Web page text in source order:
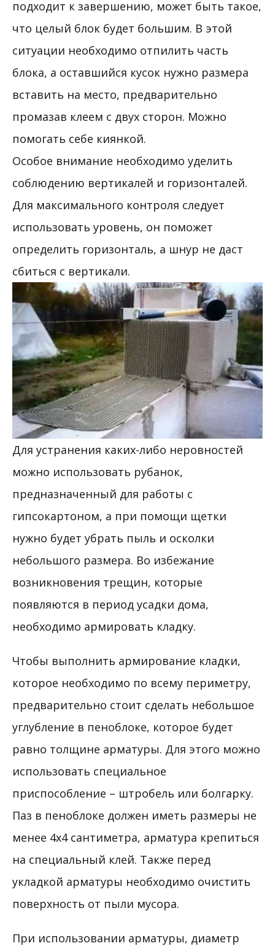
подходит к завершению, может быть такое,
что целый блок будет большим. В этой
ситуации необходимо отпилить часть
блока, а оставшийся кусок нужно размера
вставить на место, предварительно
промазав клеем с двух сторон. Можно
помогать себе киянкой.
Особое внимание необходимо уделить
соблюдению вертикалей и горизонталей.
Для максимального контроля следует
использовать уровень, он поможет
определить горизонталь, а шнур не даст
сбиться с вертикали.
Для устранения каких-либо неровностей
можно использовать рубанок,
предназначенный для работы с
гипсокартоном, а при помощи щетки
нужно будет убрать пыль и осколки
небольшого размера. Во избежание
возникновения трещин, которые
появляются в период усадки дома,
необходимо армировать кладку.
Чтобы выполнить армирование кладки,
которое необходимо по всему периметру,
предварительно стоит сделать небольшое
углубление в пеноблоке, которое будет
равно толщине арматуры. Для этого можно
использовать специальное
приспособление – штробель или болгарку.
Паз в пеноблоке должен иметь размеры не
менее 4х4 сантиметра, арматура крепиться
на специальный клей. Также перед
укладкой арматуры необходимо очистить
поверхность от пыли мусора.
При использовании арматуры, диаметр